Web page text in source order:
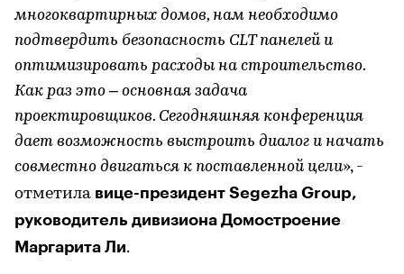
многоквартирных домов, нам необходимо
подтвердить безопасность CLT панелей и
оптимизировать расходы на строительство.
Как раз это – основная задача
проектировщиков. Сегодняшняя конференция
дает возможность выстроить диалог и начать
совместно двигаться к поставленной цели», -
отметила вице-президент Segezha Group,
руководитель дивизиона Домостроение
Маргарита Ли.